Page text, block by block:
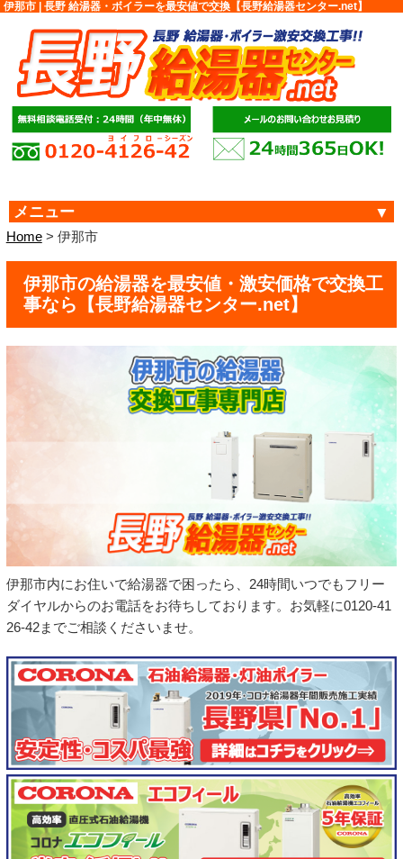
伊那市 | 長野 給湯器・ボイラーを最安値で交換【長野給湯器センター.net】
メニュー
Home> 伊那市
伊那市の給湯器を最安値・激安価格で交換工
事なら【長野給湯器センター.net】
伊那市内にお住いで給湯器で困ったら、24時間いつでもフリー
ダイヤルからのお電話をお待ちしております。お気軽に0120-41
26-42までご相談くださいませ。